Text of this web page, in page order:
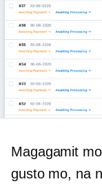
Magagamit
gusto mo, na